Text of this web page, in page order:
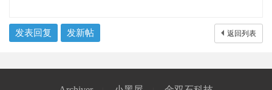
发表回复 发新帖 返回列表